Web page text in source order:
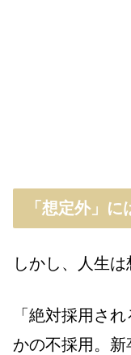
「想定外」に
しかし、人生は
「絶対採用さ
かの不採用。